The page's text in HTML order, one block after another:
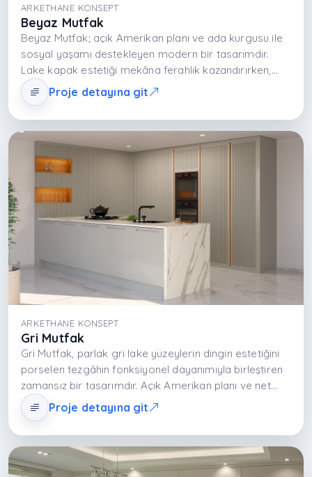
ARKETHANE KONSEPT
Beyaz Mutfak
Beyaz Mutfak; açık Amerikan planı ve ada kurgusu ile
sosyal yaşamı destekleyen modern bir tasarımdır.
Lake kapak estetiği mekâna ferahlık kazandırırken,
MDFLAM gövde sistemi yapısal dayanımı sağlar.
Porselen tezgâh ise hem teknik performans hem zarif
görünüm sunar. Tasarım; minimal form dili, malzeme
dengesi ve ergonomik planlama ile çağdaş yaşamı
destekleyen bütüncül bir mutfak sistemidir.
Proje detayına git
ARKETHANE KONSEPT
Gri Mutfak
Gri Mutfak, parlak gri lake yüzeylerin dingin estetiğini
porselen tezgâhın fonksiyonel dayanımıyla birleştiren
zamansız bir tasarımdır. Açık Amerikan planı ve net
yüzey diliyle ferahlığı ve düzeni güçlendirir; estetik ve
günlük kullanım dengesiyle çağdaş konut
mutfaklarında modern bir deneyim sunar.
Proje detayına git